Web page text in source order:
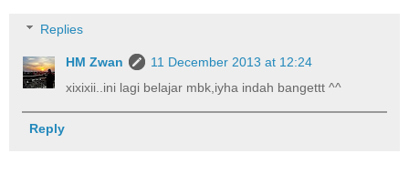
Replies
HM Zwan
11 December 2013 at 12:24
xixixii..ini lagi belajar mbk,iyha indah bangettt ^^
Reply